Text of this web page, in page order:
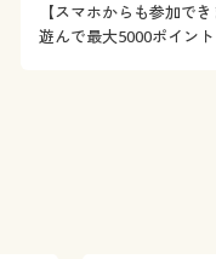
【スマホからも参加で
遊んで最大5000ポイン